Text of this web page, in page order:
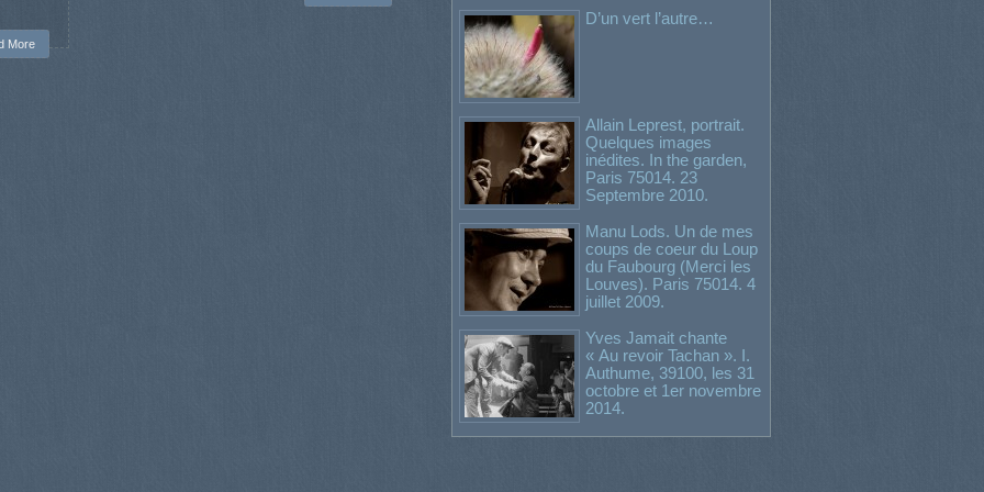
More
D’un vert l’autre…
Allain Leprest, portrait.
Quelques images
inédites. In the garden,
Paris 75014. 23
Septembre 2010.
Manu Lods. Un de mes
coups de coeur du Loup
du Faubourg (Merci les
Louves). Paris 75014. 4
juillet 2009.
Yves Jamait chante
« Au revoir Tachan ». I.
Authume, 39100, les 31
octobre et 1er novembre
2014.